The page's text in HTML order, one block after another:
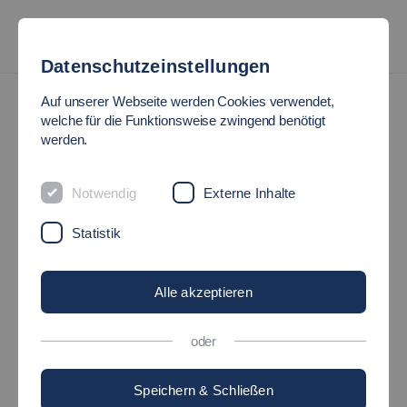
Aktuelles im Projekt
Hier finden sich Veröffentlichungen,
Pressemitteilungen und Veranstaltungen rund
um den DFG Forschungsimpuls "Smart Factory
Grids"
News
Datenschutzeinstellungen
Auf unserer Webseite werden Cookies verwendet,
welche für die Funktionsweise zwingend benötigt
werden.
Notwendig Externe Inhalte
Statistik
Alle akzeptieren
oder
Speichern & Schließen